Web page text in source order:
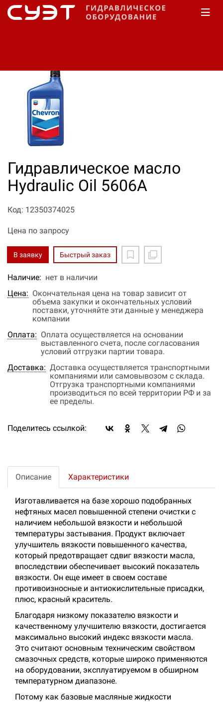
Гидравлическое масло
Hydraulic Oil 5606A
Код: 12350374025
Цена по запросу
В заявку Быстрый заказ
Наличие: нет в наличии
Цена: Окончательная цена на товар зависит от
объема закупки и окончательных условий
поставки, уточняйте эти данные у менеджера
компании
Оплата: Оплата осуществляется на основании
выставленного счета, после согласования
условий отгрузки партии товара.
Доставка: Доставка осуществляется транспортными
компаниями или самовывозом с склада.
Отгрузка транспортными компаниями
производиться по всей территории РФ и за
ее пределы.
Поделитесь ссылкой:
Описание Характеристики
Изготавливается на базе хорошо подобранных
нефтяных масел повышенной степени очистки с
наличием небольшой вязкости и небольшой
температуры застывания. Продукт включает
улучшитель вязкости повышенного качества,
который предотвращает сдвиг вязкости масла,
впоследствии обеспечивает высокий показатель
вязкости. Он еще имеет в своем составе
противоизносные и антиокислительные присадки,
плюс, красный краситель.
Благодаря низкому показателю вязкости и
качественному улучшителю вязкости, достигается
максимально высокий индекс вязкости масла.
Это считают основным техническим свойством
смазочных средств, которые широко применяются
на оборудовании, эксплуатируемом в обширном
температурном диапазоне.
Потому как базовые масляные жидкости